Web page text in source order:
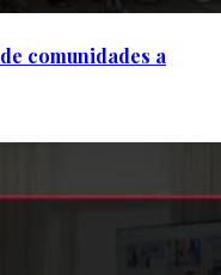
comunidades a